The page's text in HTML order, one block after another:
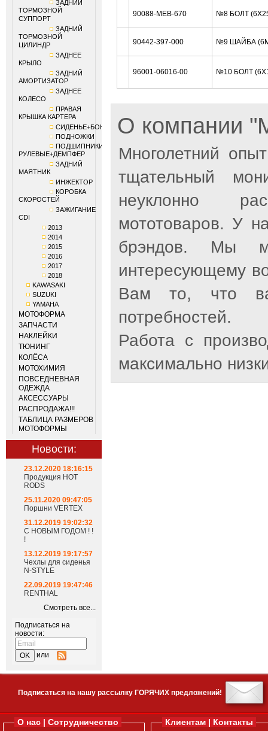
ЗАДНИЙ
ТОРМОЗНОЙ
СУППОРТ
ЗАДНИЙ
ТОРМОЗНОЙ
ЦИЛИНДР
ЗАДНЕЕ
КРЫЛО
ЗАДНИЙ
АМОРТИЗАТОР
ЗАДНЕЕ
КОЛЕСО
ПРАВАЯ
КРЫШКА КАРТЕРА
СИДЕНЬЕ+БОКОВИНЫ
ПОДНОЖКИ
ПОДШИПНИКИ
РУЛЕВЫЕ+ДЕМПФЕР
ЗАДНИЙ
МАЯТНИК
ИНЖЕКТОР
КОРОБКА
СКОРОСТЕЙ
ЗАЖИГАНИЕ
CDI
2013
2014
2015
2016
2017
2018
KAWASAKI
SUZUKI
YAMAHA
МОТОФОРМА
ЗАПЧАСТИ
НАКЛЕЙКИ
ТЮНИНГ
КОЛЁСА
МОТОХИМИЯ
ПОВСЕДНЕВНАЯ
ОДЕЖДА
АКСЕССУАРЫ
РАСПРОДАЖА!!!
ТАБЛИЦА РАЗМЕРОВ
МОТОФОРМЫ
Новости:
23.12.2020 18:16:15
Продукция HOT
RODS
25.11.2020 09:47:05
Поршни VERTEX
31.12.2019 19:02:32
С НОВЫМ ГОДОМ ! !
!
13.12.2019 19:17:57
Чехлы для сиденья
N-STYLE
22.09.2019 19:47:46
RENTHAL
Смотреть все...
Подписаться на
новости:
или
90088-MEB-670 №8 БОЛТ
90442-397-000 №9 ШАЙБА
96001-06016-00 №10 БОЛТ
О компании
Многолетний
тщательный
неуклонно
мототоваров. У
брэндов. Мы
интересующему
Вам то, что
потребностей.
Работа с
максимально
Подписаться на нашу рассылку ГОРЯЧИХ предложений!
О нас | Сотрудничество Клиентам | Контакты